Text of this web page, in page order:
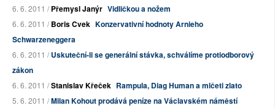
6. 6. 2011 /Přemysl Janýr Vidličkou a nožem
6. 6. 2011 /Boris Cvek Konzervativní hodnoty Arnieho
Schwarzeneggera
6. 6. 2011 /Uskuteční-li se generální stávka, schválíme protiodborový
zákon
6. 6. 2011 /Stanislav Křeček Rampula, Diag Human a mlčeti zlato
5. 6. 2011 /Milan Kohout prodává peníze na Václavském náměstí